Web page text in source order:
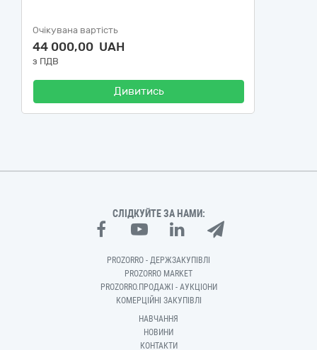
Очікувана вартість
44 000,00 UAH
з ПДВ
Дивитись
СЛІДКУЙТЕ ЗА НАМИ:
PROZORRO - ДЕРЖЗАКУПІВЛІ
PROZORRO MARKET
PROZORRO.ПРОДАЖІ - АУКЦІОНИ
КОМЕРЦІЙНІ ЗАКУПІВЛІ
НАВЧАННЯ
НОВИНИ
КОНТАКТИ